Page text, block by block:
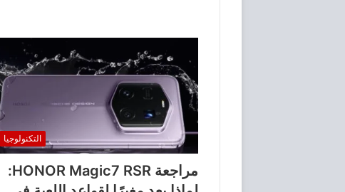
التكنولوجيا
مراجعة HONOR Magic7 RSR: